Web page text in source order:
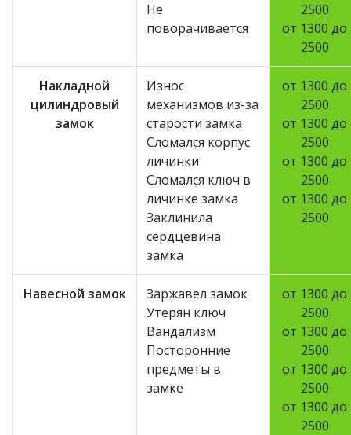
Не
поворачивается
2500
от 1300 до
2500
Накладной
цилиндровый
замок
Износ
механизмов из-за
старости замка
Сломался корпус
личинки
Сломался ключ в
личинке замка
Заклинила
сердцевина
замка
от 1300 до
2500
от 1300 до
2500
от 1300 до
2500
от 1300 до
2500
Навесной замок
Заржавел замок
Утерян ключ
Вандализм
Посторонние
предметы в
замке
от 1300 до
2500
от 1300 до
2500
от 1300 до
2500
от 1300 до
2500